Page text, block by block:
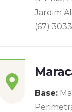
Jardim
(67)
Base: